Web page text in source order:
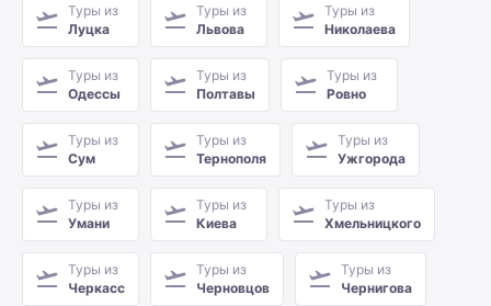
Туры из
Луцка
Туры из
Львова
Туры из
Николаева
Туры из
Одессы
Туры из
Полтавы
Туры из
Ровно
Туры из
Сум
Туры из
Тернополя
Туры из
Ужгорода
Туры из
Умани
Туры из
Киева
Туры из
Хмельницкого
Туры из
Черкасс
Туры из
Черновцов
Туры из
Чернигова